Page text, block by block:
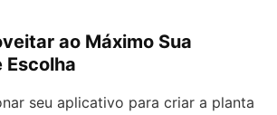
ao Máximo Sua
Escolha
seu aplicativo para criar a planta